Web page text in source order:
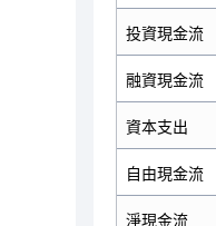
投資現金流
融資現金流
資本支出
自由現金流
淨現金流
-104,827
-117,425
-21,037
233,275
32,060